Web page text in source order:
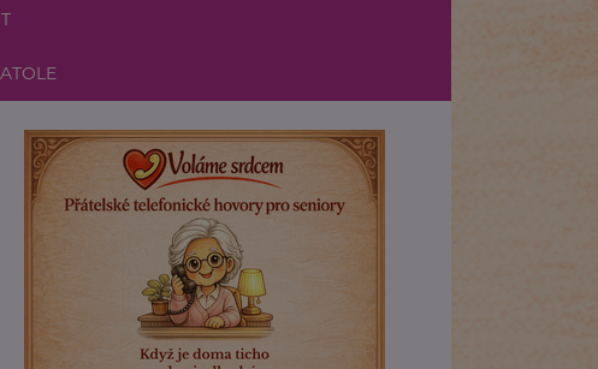
péče o nezralé novorozence spočívá v kontaktu s